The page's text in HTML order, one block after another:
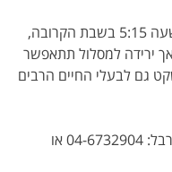
כניסה לאתר לטובת הזריחה תחל מהשעה 5:15 בשבת הקרובה,
ב-5:30 בבוקר, אך ירידה למסלול תתאפשר
שקט גם לבעלי החיים הרבים
לפרטים נוספים בטלפון של גן לאומי ארבל: ‎ 04-6732904או